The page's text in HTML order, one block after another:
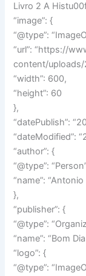
Livro 2 A
“image”: {
“@type”:
“url”: “https://
content/
“width”: 600,
“height”: 60
},
“datePublish”:
“dateModified”:
“author”: {
“@type”:
“name”:
},
“publisher”: {
“@type”:
“name”: “Bom
“logo”: {
“@type”: